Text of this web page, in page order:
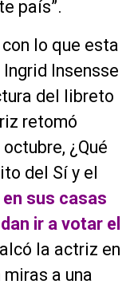
país”.
lo que esta
Insensse
del libreto
retomó
¿Qué
del Sí y el
sus casas
ir a votar el
la actriz en
a una